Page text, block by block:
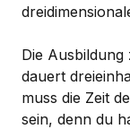
Die
dauert
muss die Zeit
sein, denn du